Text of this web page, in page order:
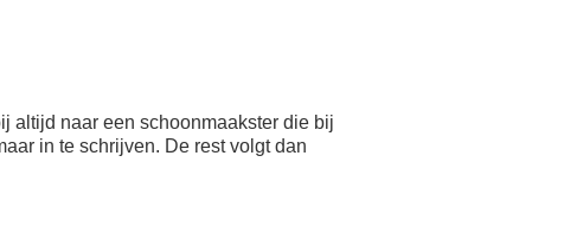
altijd naar een schoonmaakster die bij
in te schrijven. De rest volgt dan